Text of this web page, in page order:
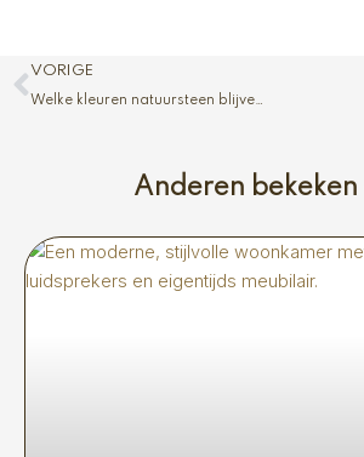
Vorige
VORIGE
Welke kleuren natuursteen blijven mooi en verouderen het best?
Anderen bekeken